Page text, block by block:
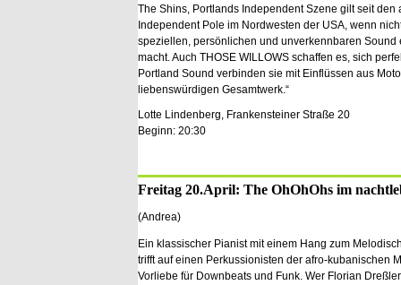
The Shins, Portlands Independent Szene gilt seit
Independent Pole im Nordwesten der USA, wenn
speziellen, persönlichen und unverkennbaren
macht. Auch THOSE WILLOWS schaffen es, sich
Portland Sound verbinden sie mit Einflüssen aus
liebenswürdigen Gesamtwerk.“
Lotte Lindenberg, Frankensteiner Straße 20
Beginn: 20:30
Freitag 20.April: The OhOhOhs im
(Andrea)
Ein klassischer Pianist mit einem Hang zum
trifft auf einen Perkussionisten der afro-kubanischen
Vorliebe für Downbeats und Funk. Wer Florian